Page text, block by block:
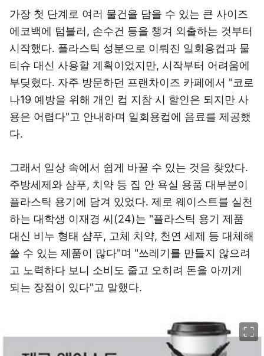
가장 첫 단계로 여러 물건을 담을 수 있는 큰 사이즈
에코백에 텀블러, 손수건 등을 챙겨 외출하는 것부터
시작했다. 플라스틱 성분으로 이뤄진 일회용컵과 물
티슈 대신 사용할 계획이었지만, 시작부터 어려움에
부딪혔다. 자주 방문하던 프랜차이즈 카페에서 "코로
나19 예방을 위해 개인 컵 지참 시 할인은 되지만 사
용은 어렵다"고 안내하며 일회용컵에 음료를 제공했
다.
그래서 일상 속에서 쉽게 바꿀 수 있는 것을 찾았다.
주방세제와 샴푸, 치약 등 집 안 욕실 용품 대부분이
플라스틱 용기에 담겨 있었다. 제로 웨이스트를 실천
하는 대학생 이재경 씨(24)는 "플라스틱 용기 제품
대신 비누 형태 샴푸, 고체 치약, 천연 세제 등 대체해
쓸 수 있는 제품이 많다"며 "쓰레기를 만들지 않으려
고 노력하다 보니 소비도 줄고 오히려 돈을 아끼게
되는 장점이 있다"고 말했다.